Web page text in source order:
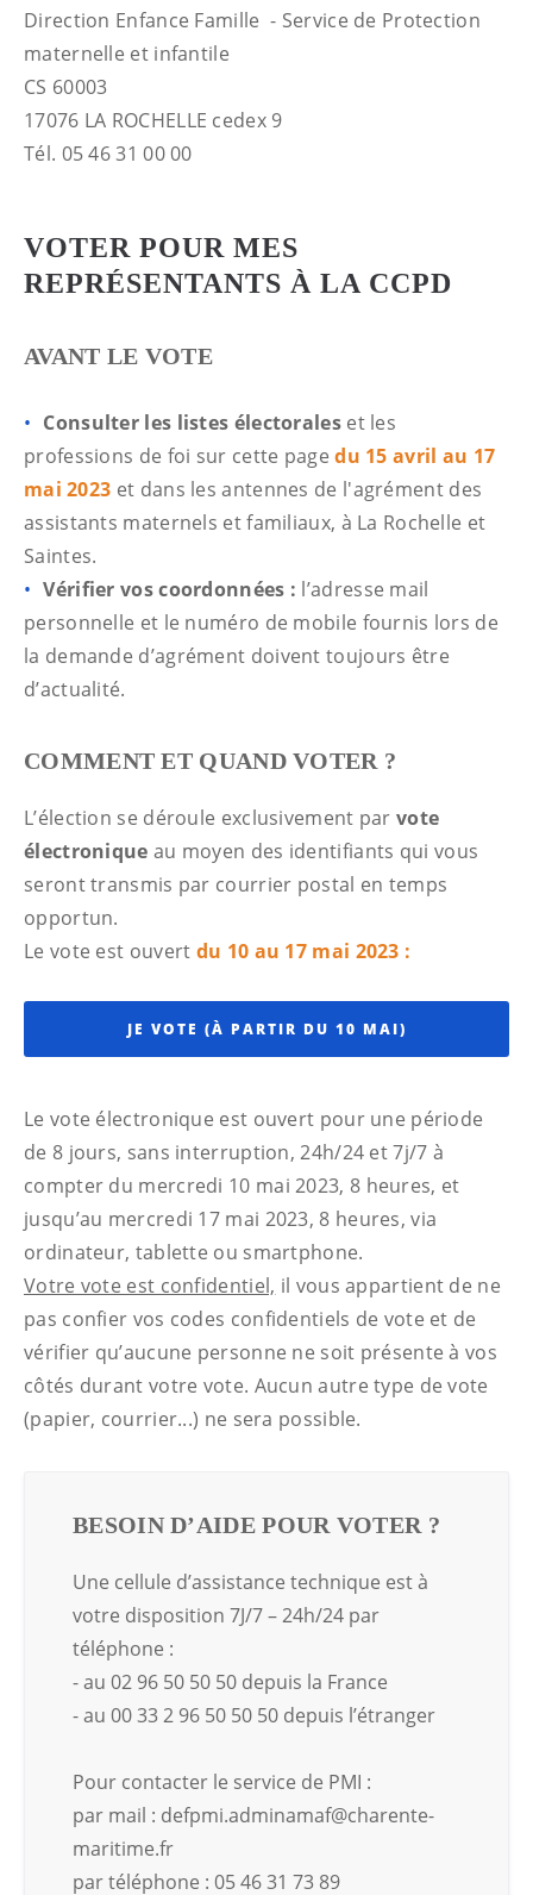
Direction Enfance Famille - Service de Protection
maternelle et infantile
CS 60003
17076 LA ROCHELLE cedex 9
Tél. 05 46 31 00 00
VOTER POUR MES
REPRÉSENTANTS À LA CCPD
AVANT LE VOTE
Consulter les listes électoraleset les
professions de foi sur cette pagedu 15 avril au 17
mai 2023 et dans les antennes de l'agrément des
assistants maternels et familiaux, à La Rochelle et
Saintes.
Vérifier vos coordonnées : l’adresse mail
personnelle et le numéro de mobile fournis lors de
la demande d’agrément doivent toujours être
d’actualité.
COMMENT ET QUAND VOTER ?
L’élection se déroule exclusivement par vote
électronique au moyen des identifiants qui vous
seront transmis par courrier postal en temps
opportun.
Le vote est ouvert du 10 au 17 mai 2023 :
JE VOTE (À PARTIR DU 10 MAI)
Le vote électronique est ouvert pour une période
de 8 jours, sans interruption, 24h/24 et 7j/7 à
compter du mercredi 10 mai 2023, 8 heures, et
jusqu’au mercredi 17 mai 2023, 8 heures, via
ordinateur, tablette ou smartphone.
Votre vote est confidentiel, il vous appartient de ne
pas confier vos codes confidentiels de vote et de
vérifier qu’aucune personne ne soit présente à vos
côtés durant votre vote. Aucun autre type de vote
(papier, courrier...) ne sera possible.
BESOIN D’AIDE POUR VOTER ?
Une cellule d’assistance technique est à
votre disposition 7J/7 – 24h/24 par
téléphone :
- au 02 96 50 50 50 depuis la France
- au 00 33 2 96 50 50 50 depuis l’étranger
Pour contacter le service de PMI :
par mail : defpmi.adminamaf@charente-
maritime.fr
par téléphone : 05 46 31 73 89